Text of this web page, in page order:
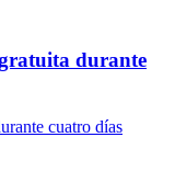
durante